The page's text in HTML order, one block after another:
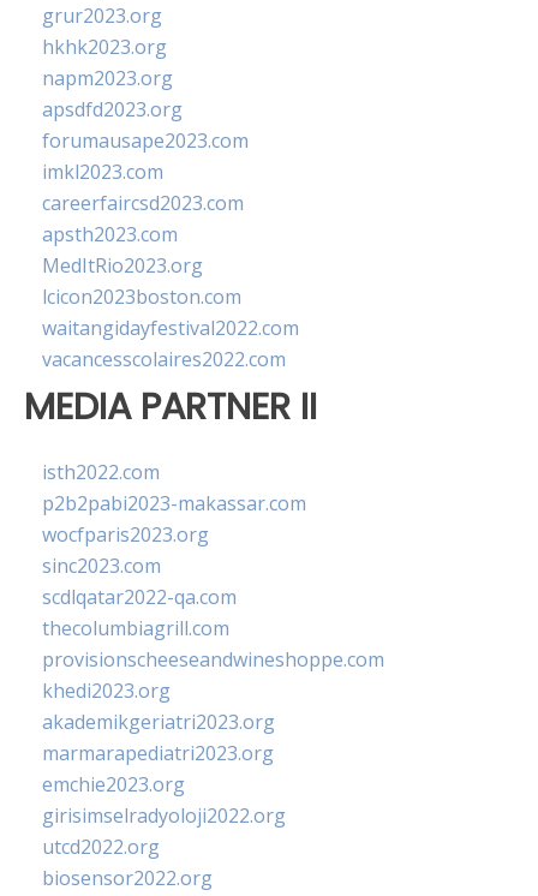
grur2023.org
hkhk2023.org
napm2023.org
apsdfd2023.org
forumausape2023.com
imkl2023.com
careerfaircsd2023.com
apsth2023.com
MedItRio2023.org
lcicon2023boston.com
waitangidayfestival2022.com
vacancesscolaires2022.com
MEDIA PARTNER II
isth2022.com
p2b2pabi2023-makassar.com
wocfparis2023.org
sinc2023.com
scdlqatar2022-qa.com
thecolumbiagrill.com
provisionscheeseandwineshoppe.com
khedi2023.org
akademikgeriatri2023.org
marmarapediatri2023.org
emchie2023.org
girisimselradyoloji2022.org
utcd2022.org
biosensor2022.org